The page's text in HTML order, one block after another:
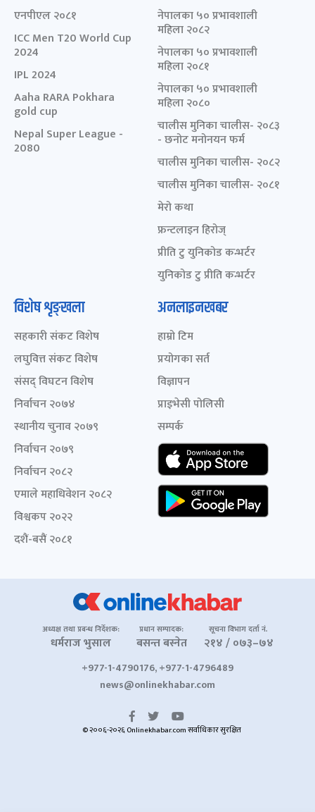
एनपीएल २०८१
ICC Men T20 World Cup
2024
IPL 2024
Aaha RARA Pokhara
gold cup
Nepal Super League -
2080
नेपालका ५० प्रभावशाली
महिला २०८२
नेपालका ५० प्रभावशाली
महिला २०८१
नेपालका ५० प्रभावशाली
महिला २०८०
चालीस मुनिका चालीस- २०८३
- छनोट मनोनयन फर्म
चालीस मुनिका चालीस- २०८२
चालीस मुनिका चालीस- २०८१
मेरो कथा
फ्रन्टलाइन हिरोज्
प्रीति टु युनिकोड कन्भर्टर
युनिकोड टु प्रीति कन्भर्टर
विशेष शृङ्खला
सहकारी संकट विशेष
लघुवित्त संकट विशेष
संसद् विघटन विशेष
निर्वाचन २०७४
स्थानीय चुनाव २०७९
निर्वाचन २०७९
निर्वाचन २०८२
एमाले महाधिवेशन २०८२
विश्वकप २०२२
दशैं-बसैं २०८१
अनलाइनखबर
हाम्रो टिम
प्रयोगका सर्त
विज्ञापन
प्राइभेसी पोलिसी
सम्पर्क
अध्यक्ष तथा प्रबन्ध निर्देशक:
धर्मराज भुसाल
प्रधान सम्पादक:
बसन्त बस्नेत
सूचना विभाग दर्ता नं.
२१४ / ०७३–७४
+977-1-4790176, +977-1-4796489
news@onlinekhabar.com
© २००६-२०२६ Onlinekhabar.com सर्वाधिकार सुरक्षित